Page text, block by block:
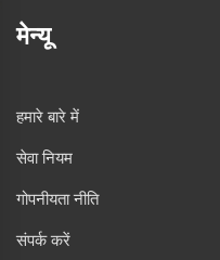
मेन्यू
हमारे बारे में
सेवा नियम
गोपनीयता नीति
संपर्क करें